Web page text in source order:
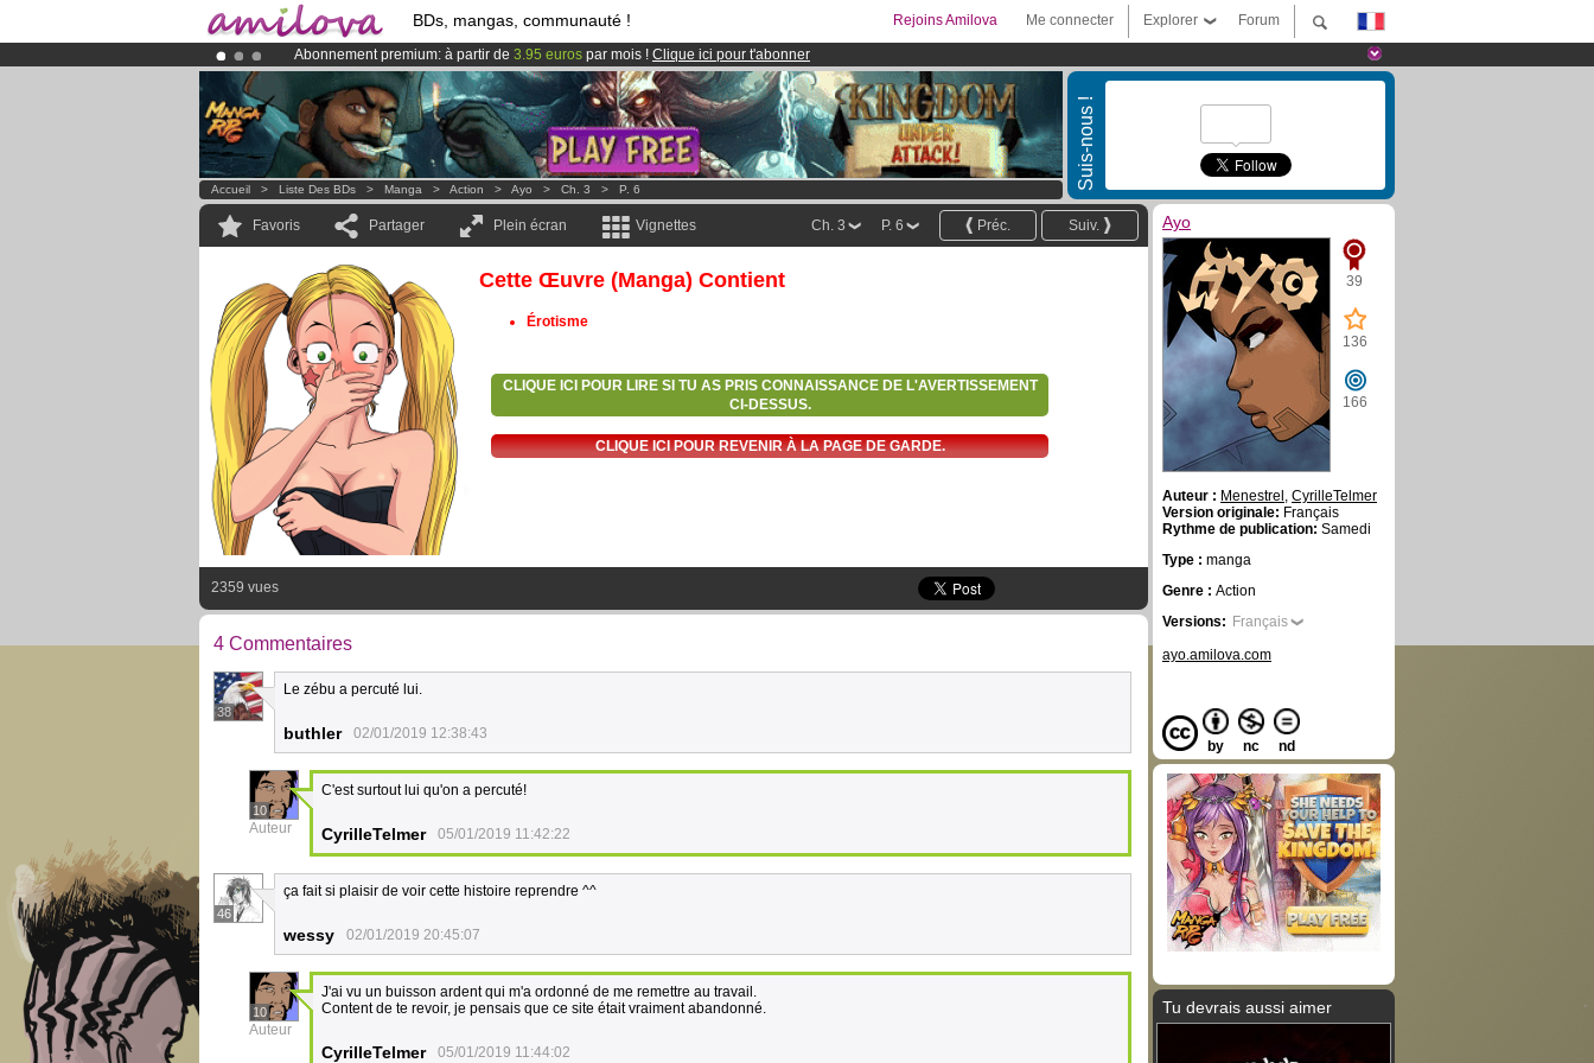
BDs, mangas, communauté ! Forum
Explorer
Me connecter
Rejoins Amilova
Abonnement premium: à partir de 3.95 euros par mois ! Clique ici pour t'abonner
Déjà 134393membreset 1208BDs & Mangas!
LeKickstarter Amilova est désormais lancé
Suis-nous !
Accueil > Liste Des BDs > Manga > Action > Ayo > Ch. 3 > P. 6
Favoris Partager Plein écran Vignettes Suiv.
Préc.
P. 6
Ch. 3
Cette Œuvre (manga) Contient
Érotisme
CLIQUE ICI POUR LIRE SI TU AS PRIS CONNAISSANCE DE L'AVERTISSEMENT
CI-DESSUS.
CLIQUE ICI POUR REVENIR À LA PAGE DE GARDE.
2359 vues
4 Commentaires
38
Le zébu a percuté lui.
buthler 02/01/2019 12:38:43
10
Auteur
C'est surtout lui qu'on a percuté!
CyrilleTelmer 05/01/2019 11:42:22
46
ça fait si plaisir de voir cette histoire reprendre ^^
wessy 02/01/2019 20:45:07
10
Auteur
J'ai vu un buisson ardent qui m'a ordonné de me remettre au travail.
Content de te revoir, je pensais que ce site était vraiment abandonné.
CyrilleTelmer 05/01/2019 11:44:02
Ayo
39
136
166
Auteur : Menestrel , CyrilleTelmer
Version originale: Français
Rythme de publication: Samedi
Type : manga
Genre : Action
Versions: Français
ayo.amilova.com
by nc nd
Tu devrais aussi aimer